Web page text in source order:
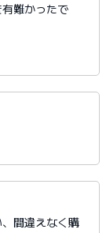
難かったで
間違えなく購